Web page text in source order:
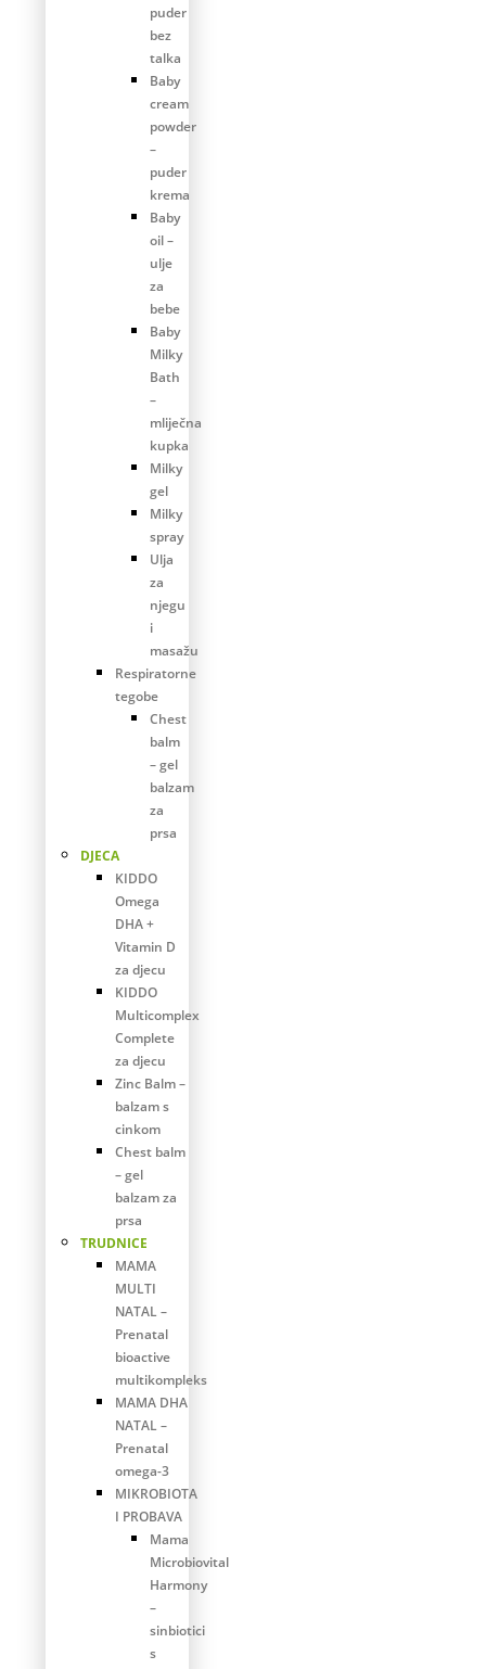
puder
bez
talka
Baby
cream
powder
–
puder
krema
Baby
oil –
ulje
za
bebe
Baby
Milky
Bath
–
mliječna
kupka
Milky
gel
Milky
spray
Ulja
za
njegu
i
masažu
Respiratorne
tegobe
Chest
balm
– gel
balzam
za
prsa
DJECA
KIDDO
Omega
DHA +
Vitamin D
za djecu
KIDDO
Multicomplex
Complete
za djecu
Zinc Balm –
balzam s
cinkom
Chest balm
– gel
balzam za
prsa
TRUDNICE
MAMA
MULTI
NATAL –
Prenatal
bioactive
multikompleks
MAMA DHA
NATAL –
Prenatal
omega-3
MIKROBIOTA
I PROBAVA
Mama
Microbiovital
Harmony
–
sinbiotici
s